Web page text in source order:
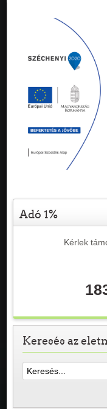
Adó 1%
Kérlek
Keresés az